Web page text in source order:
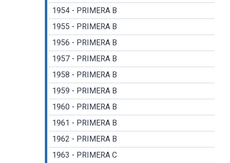
1954 - PRIMERA B
1955 - PRIMERA B
1956 - PRIMERA B
1957 - PRIMERA B
1958 - PRIMERA B
1959 - PRIMERA B
1960 - PRIMERA B
1961 - PRIMERA B
1962 - PRIMERA B
1963 - PRIMERA C